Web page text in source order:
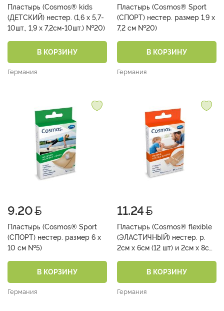
Пластырь (Cosmos® kids
(ДЕТСКИЙ) нестер. (1,6 х 5,7-
10шт., 1,9 х 7,2см-10шт.) №20)
В КОРЗИНУ
Германия
Пластырь (Cosmos® Sport
(СПОРТ) нестер. размер 1,9 х
7,2 см №20)
В КОРЗИНУ
Германия
9.20
Пластырь (Cosmos® Sport
(СПОРТ) нестер. размер 6 х
10 см №5)
В КОРЗИНУ
Германия
11.24
Пластырь (Cosmos® flexible
(ЭЛАСТИЧНЫЙ) нестер. р.
2см х 6см (12 шт) и 2см х 8см
В КОРЗИНУ
Германия